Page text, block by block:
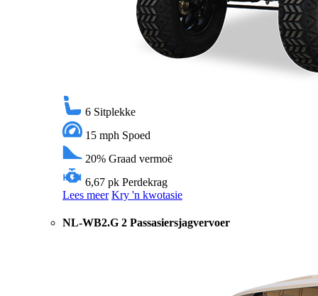
6 Sitplekke
15 mph Spoed
20% Graad vermoë
6,67 pk Perdekrag
Lees meer Kry 'n kwotasie
NL-WB2.G 2 Passasiersjagvervoer